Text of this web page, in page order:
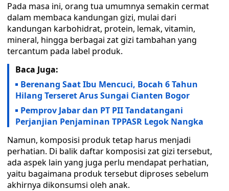
Pada masa ini, orang tua umumnya semakin cermat
dalam membaca kandungan gizi, mulai dari
kandungan karbohidrat, protein, lemak, vitamin,
mineral, hingga berbagai zat gizi tambahan yang
tercantum pada label produk.
Baca Juga:
Berenang Saat Ibu Mencuci, Bocah 6 Tahun
Hilang Terseret Arus Sungai Cianten Bogor
Pemprov Jabar dan PT PII Tandatangani
Perjanjian Penjaminan TPPASR Legok Nangka
Namun, komposisi produk tetap harus menjadi
perhatian. Di balik daftar komposisi zat gizi tersebut,
ada aspek lain yang juga perlu mendapat perhatian,
yaitu bagaimana produk tersebut diproses sebelum
akhirnya dikonsumsi oleh anak.